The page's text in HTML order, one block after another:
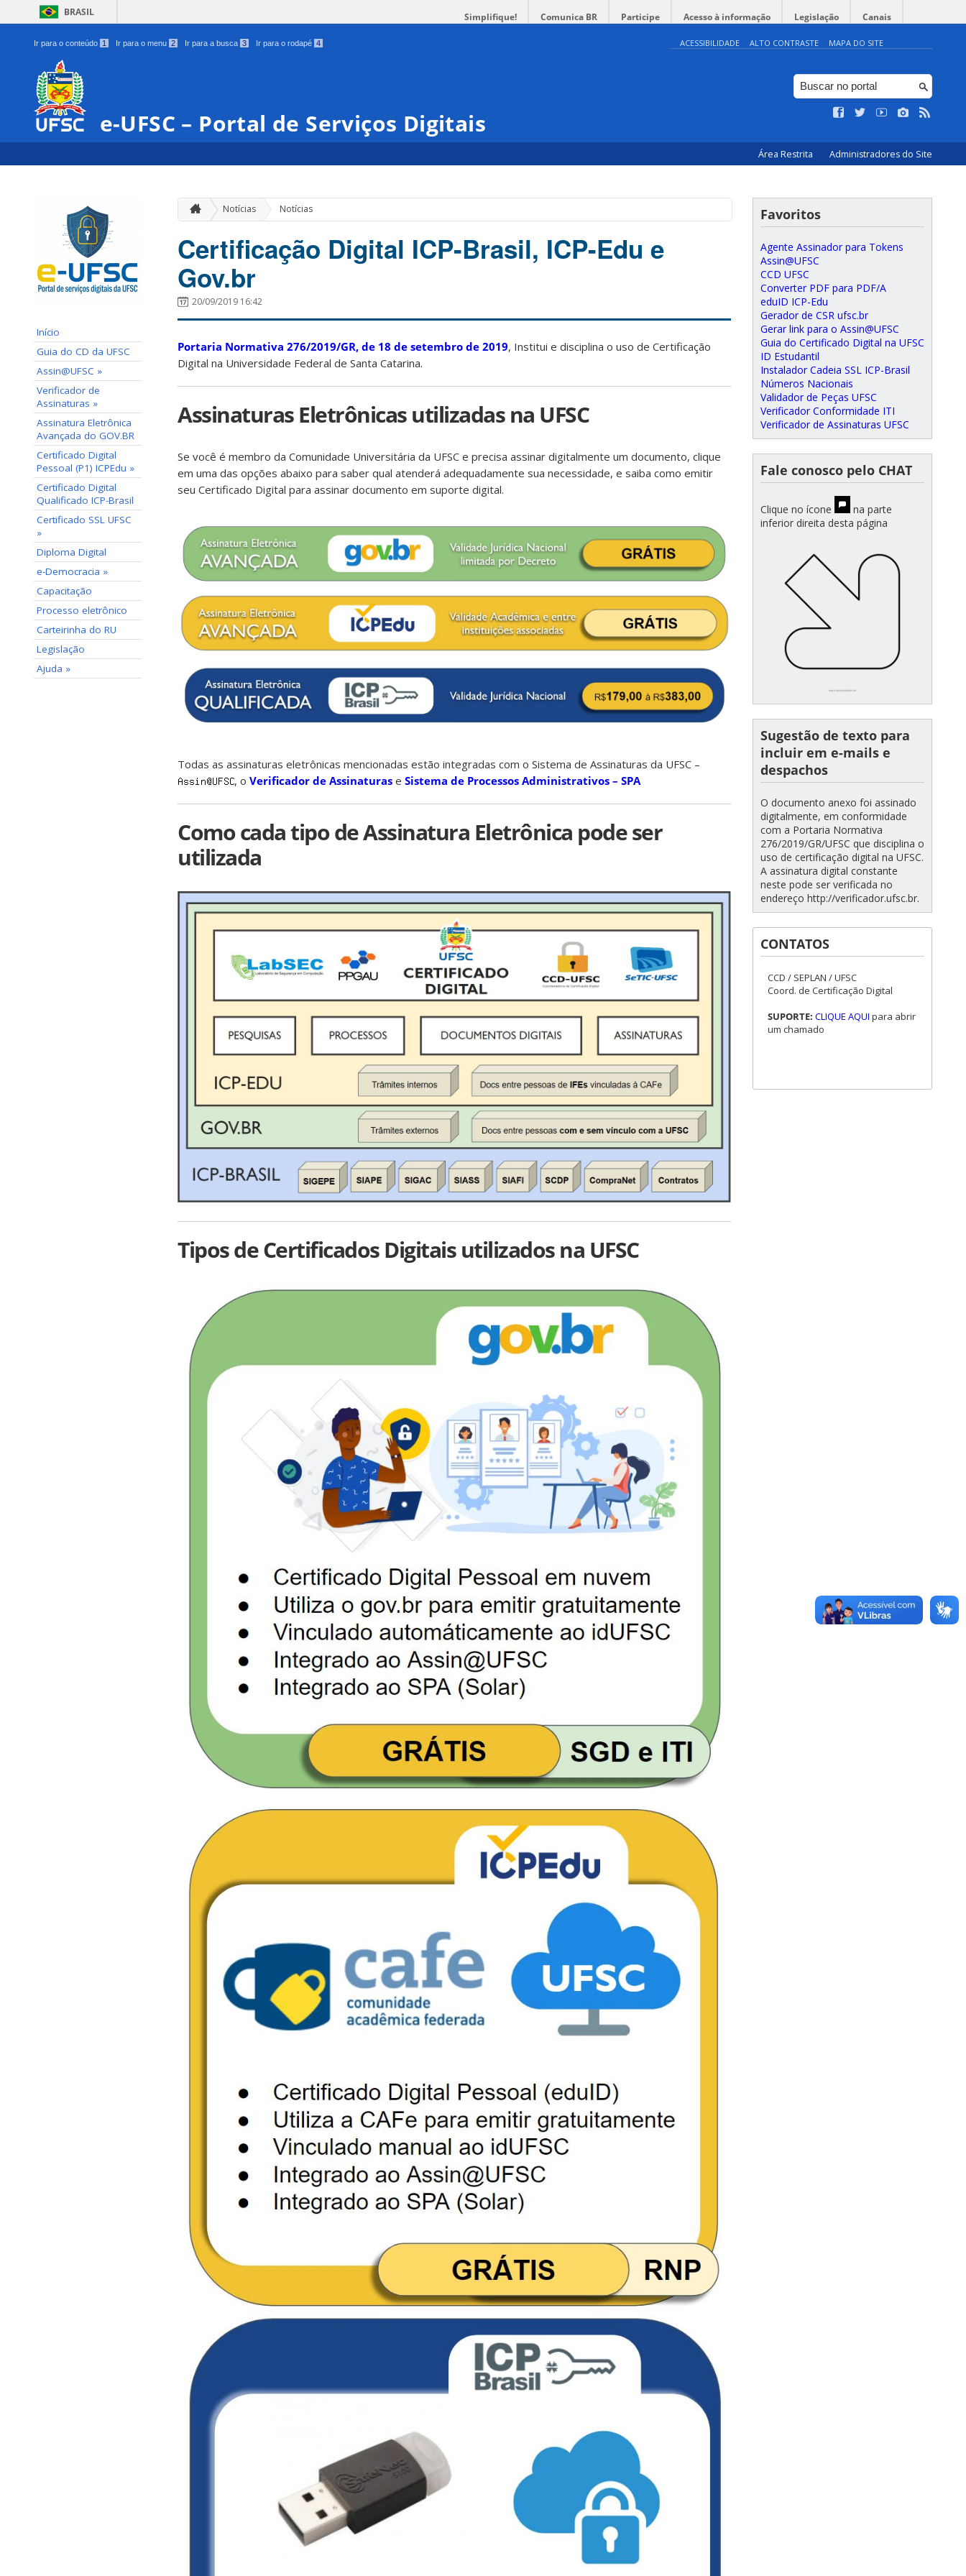
BRASIL Simplifique! Comunica BR Participe Acesso à informação Legislação Canais
Ir para o conteúdo 1 Ir para o menu 2 Ir para a busca 3 Ir para o rodapé 4 ACESSIBILIDADE ALTO CONTRASTE MAPA DO SITE
e-UFSC – Portal de Serviços Digitais
Área Restrita Administradores do Site
Início
Guia do CD da UFSC
Assin@UFSC »
Verificador de
Assinaturas »
Assinatura Eletrônica
Avançada do GOV.BR
Certificado Digital
Pessoal (P1) ICPEdu »
Certificado Digital
Qualificado ICP-Brasil
Certificado SSL UFSC
»
Diploma Digital
e-Democracia »
Capacitação
Processo eletrônico
Carteirinha do RU
Legislação
Ajuda »
Notícias Notícias
Certificação Digital ICP-Brasil, ICP-Edu e
Gov.br
20/09/2019 16:42
Portaria Normativa 276/2019/GR, de 18 de setembro de 2019, Institui e disciplina o uso de Certificação
Digital na Universidade Federal de Santa Catarina.
Assinaturas Eletrônicas utilizadas na UFSC
Se você é membro da Comunidade Universitária da UFSC e precisa assinar digitalmente um documento, clique
em uma das opções abaixo para saber qual atenderá adequadamente sua necessidade, e saiba como emitir
seu Certificado Digital para assinar documento em suporte digital.
Todas as assinaturas eletrônicas mencionadas estão integradas com o Sistema de Assinaturas da UFSC –
, o Verificador de Assinaturas e Sistema de Processos Administrativos – SPA
Como cada tipo de Assinatura Eletrônica pode ser
utilizada
Tipos de Certificados Digitais utilizados na UFSC
Favoritos
Agente Assinador para Tokens
Assin@UFSC
CCD UFSC
Converter PDF para PDF/A
eduID ICP-Edu
Gerador de CSR ufsc.br
Gerar link para o Assin@UFSC
Guia do Certificado Digital na UFSC
ID Estudantil
Instalador Cadeia SSL ICP-Brasil
Números Nacionais
Validador de Peças UFSC
Verificador Conformidade ITI
Verificador de Assinaturas UFSC
Fale conosco pelo CHAT
Clique no ícone
na parte
inferior direita desta página
Sugestão de texto para
incluir em e-mails e
despachos
O documento anexo foi assinado
digitalmente, em conformidade
com a Portaria Normativa
276/2019/GR/UFSC que disciplina o
uso de certificação digital na UFSC.
A assinatura digital constante
neste pode ser verificada no
endereço http://verificador.ufsc.br.
CONTATOS
CCD / SEPLAN / UFSC
Coord. de Certificação Digital
SUPORTE: CLIQUE AQUI para abrir
um chamado